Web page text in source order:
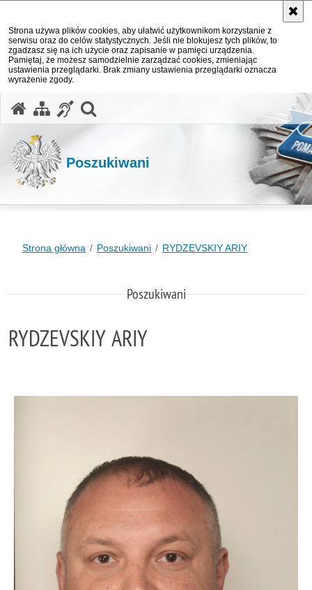
Strona używa plików cookies, aby ułatwić użytkownikom korzystanie z
serwisu oraz do celów statystycznych. Jeśli nie blokujesz tych plików, to
zgadzasz się na ich użycie oraz zapisanie w pamięci urządzenia.
Pamiętaj, że możesz samodzielnie zarządzać cookies, zmieniając
ustawienia przeglądarki. Brak zmiany ustawienia przeglądarki oznacza
wyrażenie zgody.
Poszukiwani
Strona główna Poszukiwani RYDZEVSKIY ARIY
Poszukiwani
RYDZEVSKIY ARIY